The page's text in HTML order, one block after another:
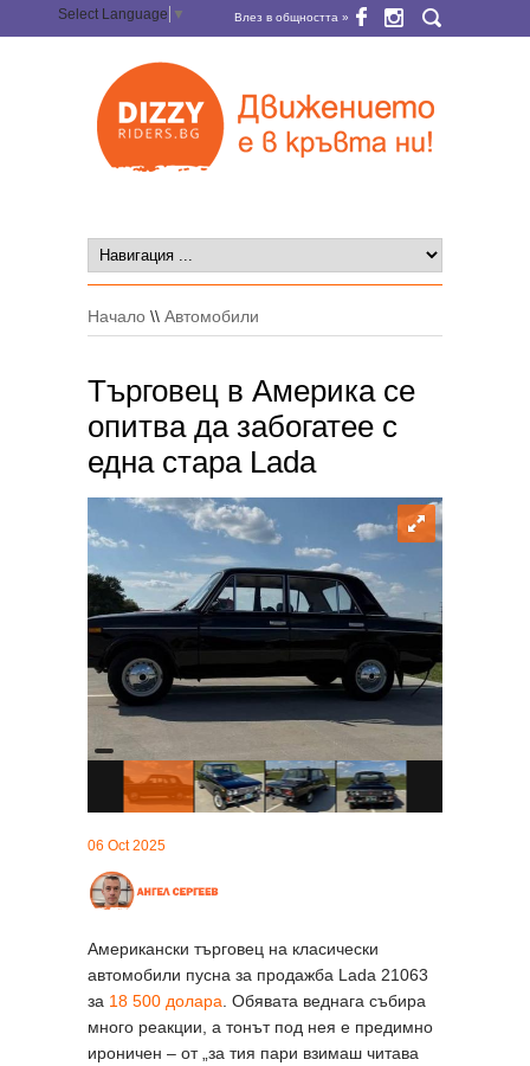
Select Language ▼ Влез в общността »
Начало \\ Автомобили
Търговец в Америка се
опитва да забогатее с
една стара Lada
06 Oct 2025
Американски търговец на класически
автомобили пусна за продажба Lada 21063
за 18 500 долара . Обявата веднага събира
много реакции, а тонът под нея е предимно
ироничен – от „за тия пари взимаш читавa